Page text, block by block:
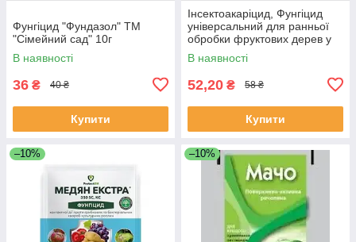
Фунгіцид "Фундазол" ТМ
"Сімейний сад" 10г
В наявності
36 ₴ 40 ₴
Купити
Інсектоакаріцид, Фунгіцид
універсальний для ранньої
обробки фруктових дерев у
саду Брунька 20мл
В наявності
52,20 ₴ 58 ₴
Купити
–10% –10%